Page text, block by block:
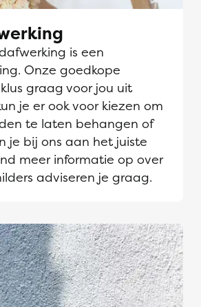
is een
Onze goedkope
graag voor jou uit
je er ook voor kiezen om
te laten behangen of
je bij ons aan het juiste
meer informatie op over
adviseren je graag.